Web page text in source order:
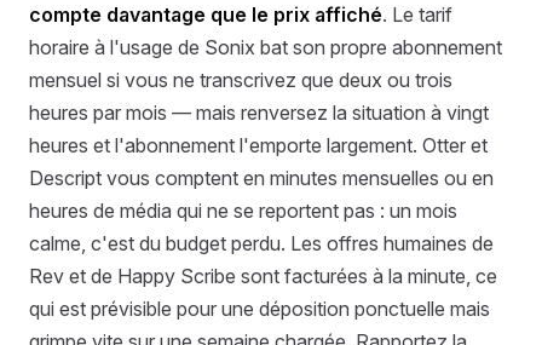
compte davantage que le prix affiché. Le tarif
horaire à l'usage de Sonix bat son propre abonnement
mensuel si vous ne transcrivez que deux ou trois
heures par mois — mais renversez la situation à vingt
heures et l'abonnement l'emporte largement. Otter et
Descript vous comptent en minutes mensuelles ou en
heures de média qui ne se reportent pas : un mois
calme, c'est du budget perdu. Les offres humaines de
Rev et de Happy Scribe sont facturées à la minute, ce
qui est prévisible pour une déposition ponctuelle mais